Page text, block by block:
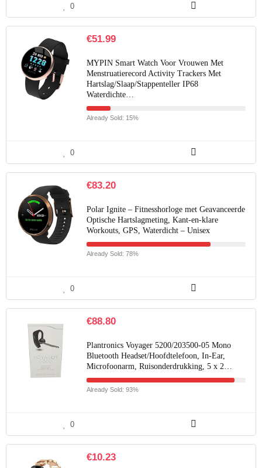
0
€51.99
MYPIN Smart Watch Voor Vrouwen Met
Menstruatierecord Activity Trackers Met
Hartslag/Slaap/Stappenteller IP68
Waterdichte…
Already Sold: 15%
0
€83.20
Polar Ignite – Fitnesshorloge met Geavanceerde
Optische Hartslagmeting, Kant-en-klare
Workouts, GPS, Waterdicht – Unisex
Already Sold: 78%
0
€88.80
Plantronics Voyager 5200/203500-05 Mono
Bluetooth Headset/Hoofdtelefoon, In-Ear,
Microfoonarm, Ruisonderdrukking, 5 x 2…
Already Sold: 93%
0
€10.23